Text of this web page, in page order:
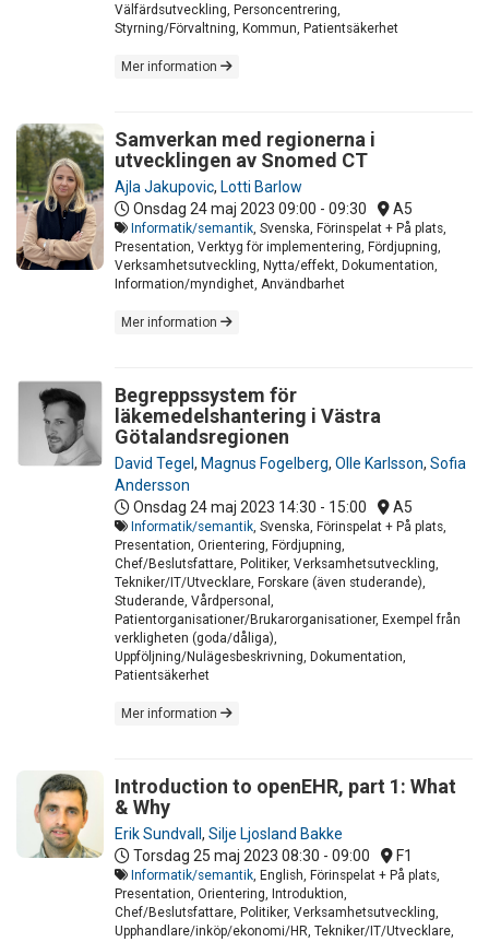
Välfärdsutveckling, Personcentrering,
Styrning/Förvaltning, Kommun, Patientsäkerhet
Mer information
Samverkan med regionerna i
utvecklingen av Snomed CT
Ajla Jakupovic, Lotti Barlow
Onsdag 24 maj 2023 09:00 - 09:30 A5
Informatik/semantik , Svenska, Förinspelat + På plats,
Presentation, Verktyg för implementering, Fördjupning,
Verksamhetsutveckling, Nytta/effekt, Dokumentation,
Information/myndighet, Användbarhet
Mer information
Begreppssystem för
läkemedelshantering i Västra
Götalandsregionen
David Tegel , Magnus Fogelberg, Olle Karlsson, Sofia
Andersson
Onsdag 24 maj 2023 14:30 - 15:00 A5
Informatik/semantik , Svenska, Förinspelat + På plats,
Presentation, Orientering, Fördjupning,
Chef/Beslutsfattare, Politiker, Verksamhetsutveckling,
Tekniker/IT/Utvecklare, Forskare (även studerande),
Studerande, Vårdpersonal,
Patientorganisationer/Brukarorganisationer, Exempel från
verkligheten (goda/dåliga),
Uppföljning/Nulägesbeskrivning, Dokumentation,
Patientsäkerhet
Mer information
Introduction to openEHR, part 1: What
& Why
Erik Sundvall , Silje Ljosland Bakke
Torsdag 25 maj 2023 08:30 - 09:00 F1
Informatik/semantik , English, Förinspelat + På plats,
Presentation, Orientering, Introduktion,
Chef/Beslutsfattare, Politiker, Verksamhetsutveckling,
Upphandlare/inköp/ekonomi/HR, Tekniker/IT/Utvecklare,